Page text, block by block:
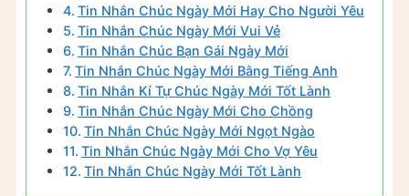
Tin Nhắn Chúc Ngày Mới Hay Cho Người Yêu
Tin Nhắn Chúc Ngày Mới Vui Vẻ
Tin Nhắn Chúc Bạn Gái Ngày Mới
Tin Nhắn Chúc Ngày Mới Bằng Tiếng Anh
Tin Nhắn Kí Tự Chúc Ngày Mới Tốt Lành
Tin Nhắn Chúc Ngày Mới Cho Chồng
Tin Nhắn Chúc Ngày Mới Ngọt Ngào
Tin Nhắn Chúc Ngày Mới Cho Vợ Yêu
Tin Nhắn Chúc Ngày Mới Tốt Lành